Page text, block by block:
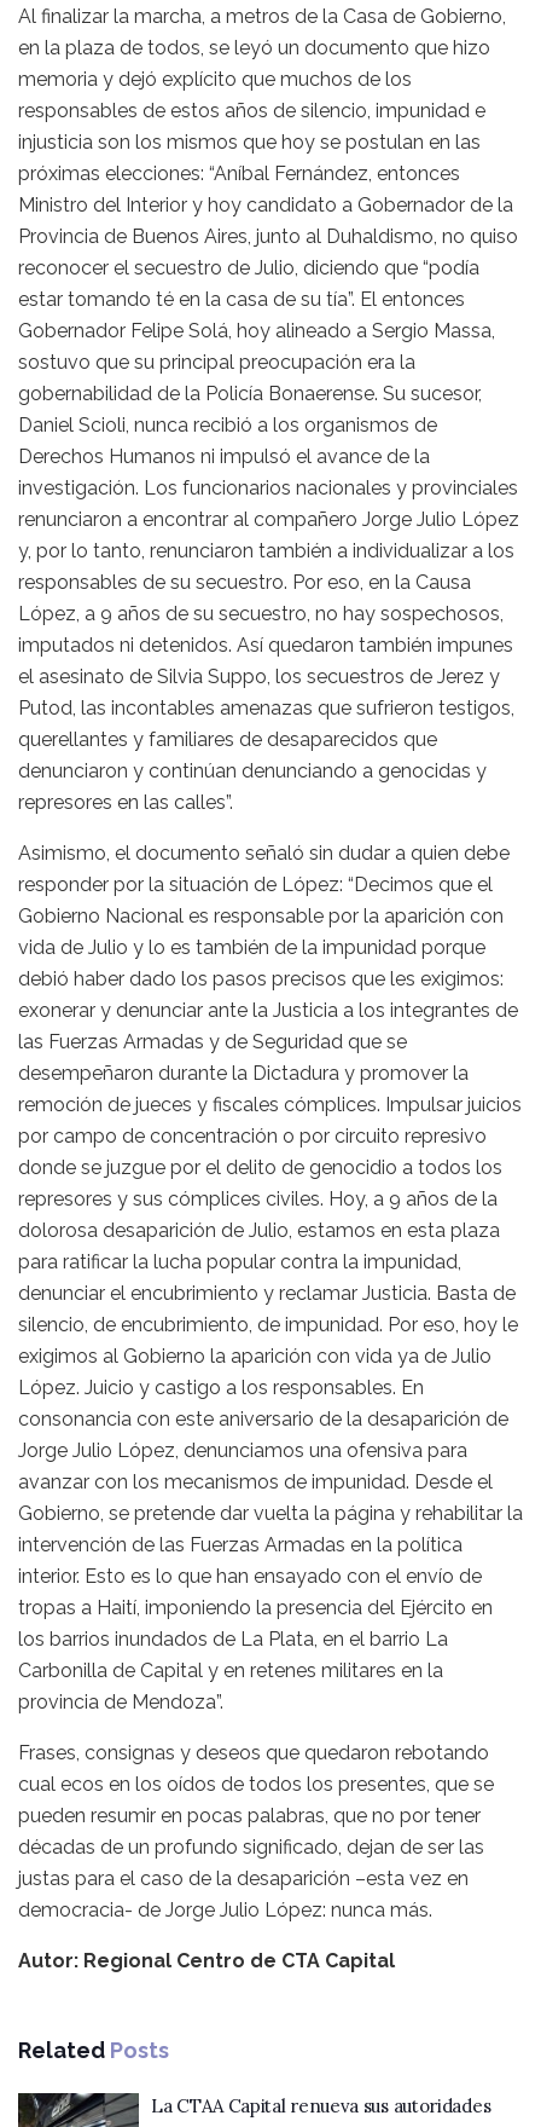
Al finalizar la marcha, a metros de la Casa de Gobierno,
en la plaza de todos, se leyó un documento que hizo
memoria y dejó explícito que muchos de los
responsables de estos años de silencio, impunidad e
injusticia son los mismos que hoy se postulan en las
próximas elecciones: “Aníbal Fernández, entonces
Ministro del Interior y hoy candidato a Gobernador de la
Provincia de Buenos Aires, junto al Duhaldismo, no quiso
reconocer el secuestro de Julio, diciendo que “podía
estar tomando té en la casa de su tía”. El entonces
Gobernador Felipe Solá, hoy alineado a Sergio Massa,
sostuvo que su principal preocupación era la
gobernabilidad de la Policía Bonaerense. Su sucesor,
Daniel Scioli, nunca recibió a los organismos de
Derechos Humanos ni impulsó el avance de la
investigación. Los funcionarios nacionales y provinciales
renunciaron a encontrar al compañero Jorge Julio López
y, por lo tanto, renunciaron también a individualizar a los
responsables de su secuestro. Por eso, en la Causa
López, a 9 años de su secuestro, no hay sospechosos,
imputados ni detenidos. Así quedaron también impunes
el asesinato de Silvia Suppo, los secuestros de Jerez y
Putod, las incontables amenazas que sufrieron testigos,
querellantes y familiares de desaparecidos que
denunciaron y continúan denunciando a genocidas y
represores en las calles”.
Asimismo, el documento señaló sin dudar a quien debe
responder por la situación de López: “Decimos que el
Gobierno Nacional es responsable por la aparición con
vida de Julio y lo es también de la impunidad porque
debió haber dado los pasos precisos que les exigimos:
exonerar y denunciar ante la Justicia a los integrantes de
las Fuerzas Armadas y de Seguridad que se
desempeñaron durante la Dictadura y promover la
remoción de jueces y fiscales cómplices. Impulsar juicios
por campo de concentración o por circuito represivo
donde se juzgue por el delito de genocidio a todos los
represores y sus cómplices civiles. Hoy, a 9 años de la
dolorosa desaparición de Julio, estamos en esta plaza
para ratificar la lucha popular contra la impunidad,
denunciar el encubrimiento y reclamar Justicia. Basta de
silencio, de encubrimiento, de impunidad. Por eso, hoy le
exigimos al Gobierno la aparición con vida ya de Julio
López. Juicio y castigo a los responsables. En
consonancia con este aniversario de la desaparición de
Jorge Julio López, denunciamos una ofensiva para
avanzar con los mecanismos de impunidad. Desde el
Gobierno, se pretende dar vuelta la página y rehabilitar la
intervención de las Fuerzas Armadas en la política
interior. Esto es lo que han ensayado con el envío de
tropas a Haití, imponiendo la presencia del Ejército en
los barrios inundados de La Plata, en el barrio La
Carbonilla de Capital y en retenes militares en la
provincia de Mendoza”.
Frases, consignas y deseos que quedaron rebotando
cual ecos en los oídos de todos los presentes, que se
pueden resumir en pocas palabras, que no por tener
décadas de un profundo significado, dejan de ser las
justas para el caso de la desaparición –esta vez en
democracia- de Jorge Julio López: nunca más.
Autor: Regional Centro de CTA Capital
Related Posts
La CTAA Capital renueva sus autoridades